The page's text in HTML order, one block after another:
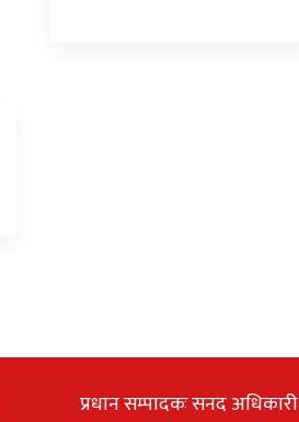
प्रधान सम्पादकः सनद अधिकारी